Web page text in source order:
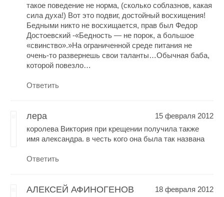
такое поведение не норма, (сколько соблазнов, какая
сила духа!) Вот это подвиг, достойный восхищения!
Бедными никто не восхищается, прав был Федор
Достоевский -«Бедность — не порок, а большое
«свинство».»На ограниченной среде питания не
очень-то развернешь свои таланты…Обычная баба,
которой повезло…
Ответить
лера
15 февраля 2012
королева Виктория при крещении получила также
имя александра. в честь кого она была так названа
Ответить
АЛЕКСЕЙ АФИНОГЕНОВ
18 февраля 2012